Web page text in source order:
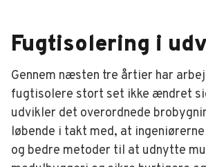
Fugtisolering i
Gennem næsten tre årtier har
fugtisolere stort set ikke ændret
udvikler det overordnede
løbende i takt med, at
og bedre metoder til at udnytte